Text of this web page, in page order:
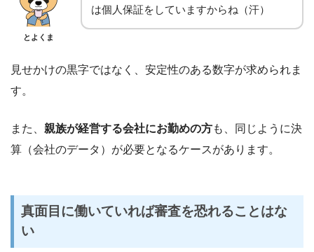
とよくま
は個人保証をしていますからね（汗）
見せかけの黒字ではなく、安定性のある数字が求められま
す。
また、 親族が経営する会社にお勤めの方も、同じように決
算（会社のデータ）が必要となるケースがあります。
真面目に働いていれば審査を恐れることはな
い